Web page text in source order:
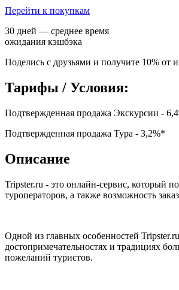
Перейти к покупкам
30 дней — среднее время
ожидания кэшбэка
Поделись с друзьями и получите 10% от
Тарифы / Условия:
Подтвержденная продажа Экскурсии -
Подтвержденная продажа Тура - 3,2%*
Описание
Tripster.ru - это онлайн-сервис, который
туроператоров, а также возможность
Одной из главных особенностей
достопримечательностях и традициях
пожеланий туристов.